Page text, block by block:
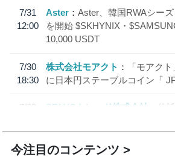
7/31
12:00
Aster
Aster、韓国RWAシー
を開始 $SKHYNIX・
10,000 USDT
7/30
18:30
株式会社モアクト
「モアク
に日本円ステーブルコイン「
7/29
SBI VCトレード株式会社
信
今注目のコンテンツ